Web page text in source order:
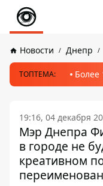
Новости Днепр
ТОПТЕМА: Более
19:16, 04 декабря
Мэр Днепра
в городе не
креативном